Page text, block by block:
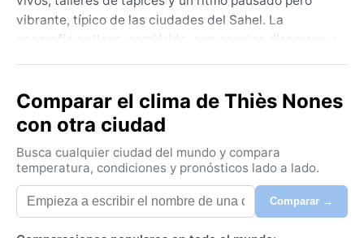
vibrante, típico de las ciudades del Sahel. La
geografía es llana, semiárida, con acacias dispersas y
esencia está en la vida cotidiana y en la hospitalidad
senegalesa.
El clima, clasificado como BSh (semiárido cálido),
domina la experiencia de cualquier visitante. Los
veranos, de junio a octubre, son sofocantes, con
temperaturas que rondan los 35 °C y lluvias
torrenciales pero irregulares, que traen una humedad
Comparar el clima de Thiès Nones
con otra ciudad
Busca cualquier ciudad del mundo y compara
temperatura, condiciones y pronósticos lado a lado.
Comparar →